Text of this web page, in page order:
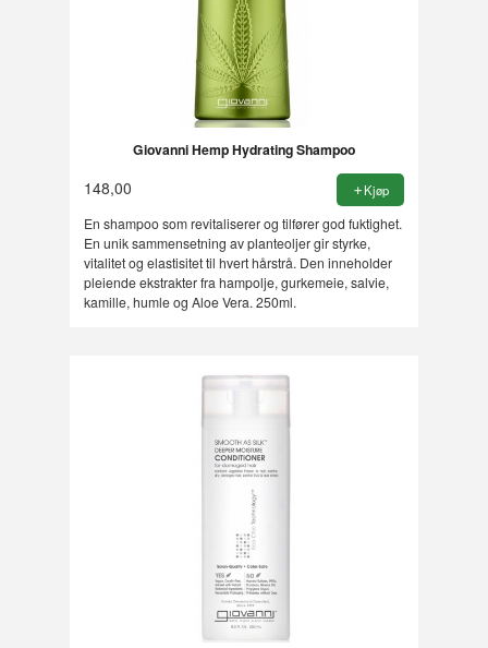
Giovanni Hemp Hydrating Shampoo
148,00 Kjøp
En shampoo som revitaliserer og tilfører god fuktighet.
En unik sammensetning av planteoljer gir styrke,
vitalitet og elastisitet til hvert hårstrå. Den inneholder
pleiende ekstrakter fra hampolje, gurkemeie, salvie,
kamille, humle og Aloe Vera. 250ml.